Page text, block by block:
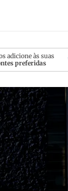
adicione às suas
preferidas